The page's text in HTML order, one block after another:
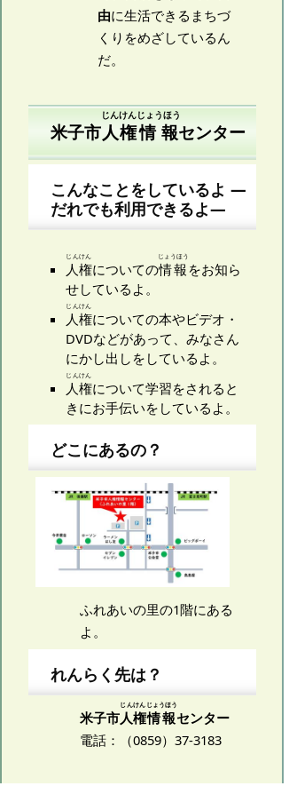
由に生活できるまちづ
くりをめざしているん
だ。
米子市人権
じんけん
情報
じょうほう
センター
こんなことをしているよ ―
だれでも利用できるよ―
人権
じんけん
についての情報
じょうほう
をお知ら
せしているよ。
人権
じんけん
についての本やビデオ・
DVDなどがあって、みなさん
にかし出しをしているよ。
人権
じんけん
について学習をされると
きにお手伝いをしているよ。
どこにあるの？
ふれあいの里の1階にある
よ。
れんらく先は？
米子市人権
じんけん
情報
じょうほう
センター
電話：（0859）37-3183